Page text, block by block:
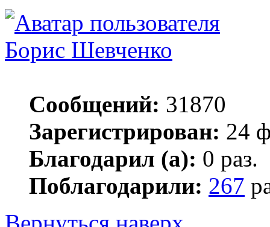
Борис Шевченко
Сообщений: 31870
Зарегистрирован: 24
Благодарил (а): 0 раз.
Поблагодарили: 267